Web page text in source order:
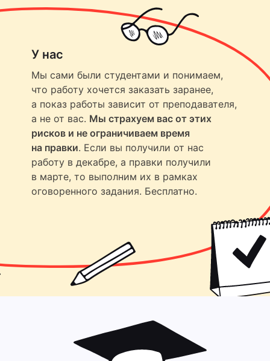
У нас
Мы сами были студентами и понимаем,
что работу хочется заказать заранее,
а показ работы зависит от преподавателя,
а не от вас. Мы страхуем вас от этих
рисков и не ограничиваем время
на правки. Если вы получили от нас
работу в декабре, а правки получили
в марте, то выполним их в рамках
оговоренного задания. Бесплатно.